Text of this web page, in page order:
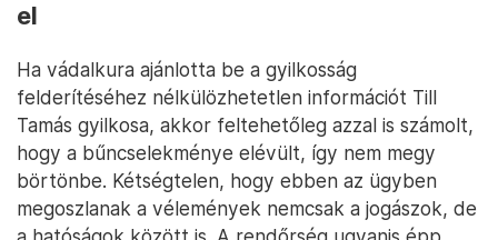
el
Ha vádalkura ajánlotta be a gyilkosság
felderítéséhez nélkülözhetetlen információt Till
Tamás gyilkosa, akkor feltehetőleg azzal is számolt,
hogy a bűncselekménye elévült, így nem megy
börtönbe. Kétségtelen, hogy ebben az ügyben
megoszlanak a vélemények nemcsak a jogászok, de